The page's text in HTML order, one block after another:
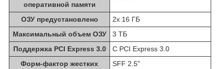
оперативной памяти
ОЗУ предустановлено
2x 16 ГБ
Максимальный объем ОЗУ
3 ТБ
Поддержка PCI Express 3.0
С PCI Express 3.0
Форм-фактор жестких
SFF 2.5"